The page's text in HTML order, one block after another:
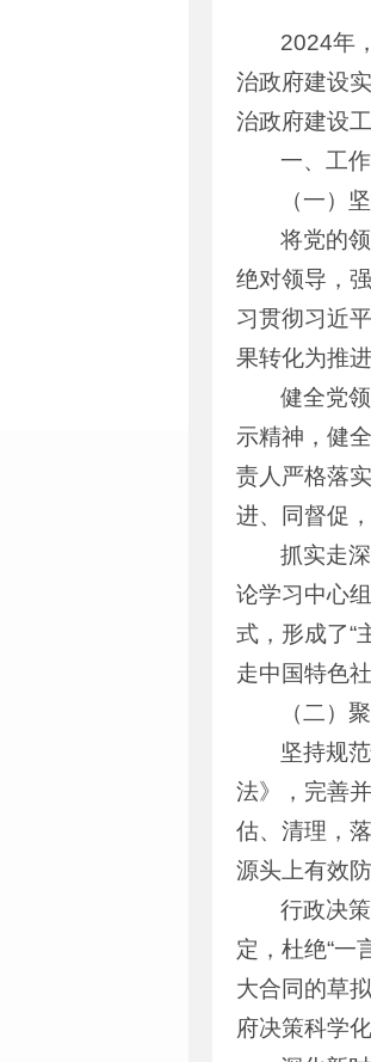
2024年
治政府建设
治政府建设
一、工
（一）
将党的
绝对领导，
习贯彻习近
果转化为推
健全党
示精神，健
责人严格落
进、同督促
抓实走
论学习中心
式，形成了“
走中国特色
（二）
坚持规
法》，完善
估、清理，
源头上有效
行政决
定，杜绝“一
大合同的草
府决策科学